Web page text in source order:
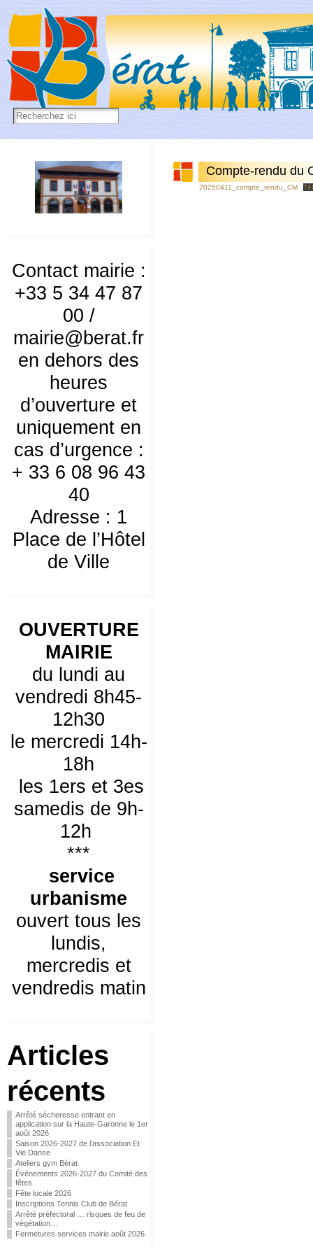
Contact mairie :
+33 5 34 47 87
00 /
mairie@berat.fr
en dehors des
heures
d’ouverture et
uniquement en
cas d’urgence :
+ 33 6 08 96 43
40
Adresse : 1
Place de l’Hôtel
de Ville
OUVERTURE
MAIRIE
du lundi au
vendredi 8h45-
12h30
le mercredi 14h-
18h
les 1ers et 3es
samedis de 9h-
12h
***
service
urbanisme
ouvert tous les
lundis,
mercredis et
vendredis matin
Articles
récents
Arrêté sécheresse entrant en
application sur la Haute-Garonne le 1er
août 2026
Saison 2026-2027 de l’association Et
Vie Danse
Ateliers gym Bérat
Événements 2026-2027 du Comité des
fêtes
Fête locale 2026
Inscriptions Tennis Club de Bérat
Arrêté préfectoral … risques de feu de
végétation…
Fermetures services mairie août 2026
Compte-rendu du
20250411_compte_rendu_CM